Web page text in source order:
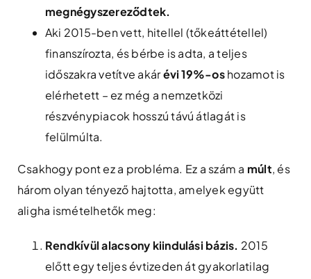
megnégyszereződtek.
Aki 2015-ben vett, hitellel (tőkeáttétellel)
finanszírozta, és bérbe is adta, a teljes
időszakra vetítve akárévi 19%-oshozamot is
elérhetett – ez még a nemzetközi
részvénypiacok hosszú távú átlagát is
felülmúlta.
Csakhogy pont ez a probléma. Ez a szám a múlt, és
három olyan tényező hajtotta, amelyek együtt
aligha ismételhetők meg:
Rendkívül alacsony kiindulási bázis. 2015
előtt egy teljes évtizeden át gyakorlatilag